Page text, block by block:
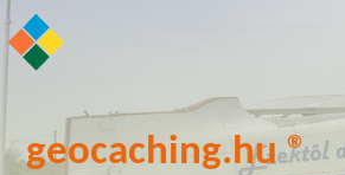
geocaching.hu ®